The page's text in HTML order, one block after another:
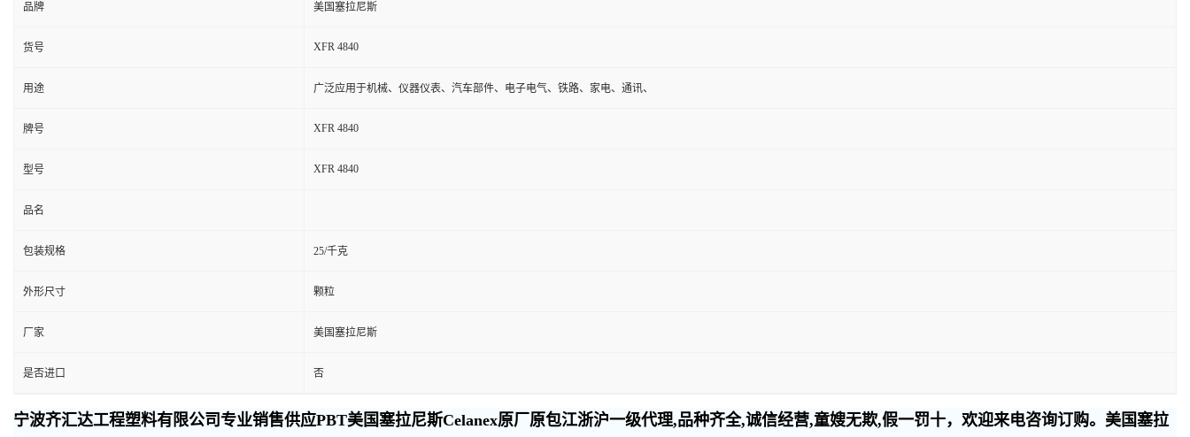
品牌 美国塞拉尼斯
货号 XFR 4840
用途 广泛应用于机械、仪器仪表、汽车部件、电子电气、铁路、家电、通讯、
牌号 XFR 4840
型号 XFR 4840
品名
包装规格 25/千克
外形尺寸 颗粒
厂家 美国塞拉尼斯
是否进口 否
宁波齐汇达工程塑料有限公司专业销售供应PBT美国塞拉尼斯Celanex原厂原包江浙沪一级代理,品种齐全,诚信经营,童嫂无欺,假一罚十，欢迎来电咨询订购。美国塞拉